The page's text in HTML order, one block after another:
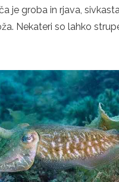
je groba in rjava,
Nekateri so lahko